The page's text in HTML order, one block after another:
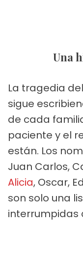
La tragedia
sigue
de cada
paciente y el
están. Los
Juan Carlos,
Alicia, Oscar,
son solo una
interrumpidas